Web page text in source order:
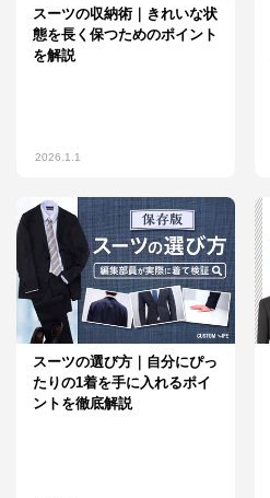
スーツの収納術｜きれいな状
態を長く保つためのポイント
を解説
2026.1.1
スーツの選び方｜自分にぴっ
たりの1着を手に入れるポイ
ントを徹底解説